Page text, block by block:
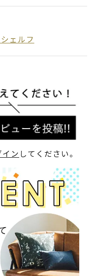
ェルフ
イン してください。